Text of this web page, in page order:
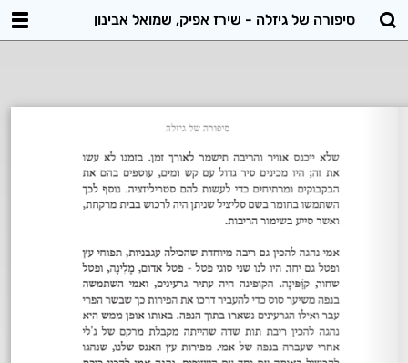
סיפורה של גיזלה - שירז אפיק, שמואל אבינון